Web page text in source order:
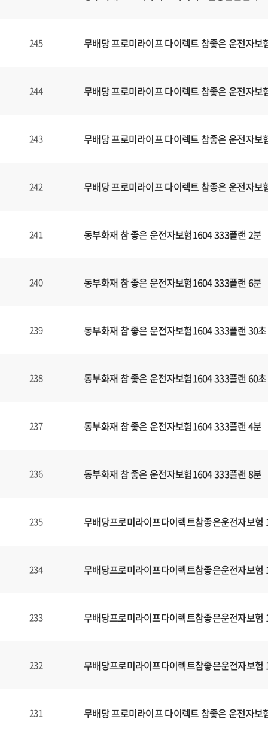
245 무배당 프로미라이프 다이렉트 참좋은 운전자보
244 무배당 프로미라이프 다이렉트 참좋은 운전자보
243 무배당 프로미라이프 다이렉트 참좋은 운전자보
242 무배당 프로미라이프 다이렉트 참좋은 운전자보
241 동부화재 참 좋은 운전자보험1604 333플랜 2분
240 동부화재 참 좋은 운전자보험1604 333플랜 6분
239 동부화재 참 좋은 운전자보험1604 333플랜 30초
238 동부화재 참 좋은 운전자보험1604 333플랜 60초
237 동부화재 참 좋은 운전자보험1604 333플랜 4분
236 동부화재 참 좋은 운전자보험1604 333플랜 8분
235 무배당프로미라이프다이렉트참좋은운전자보험
234 무배당프로미라이프다이렉트참좋은운전자보험
233 무배당프로미라이프다이렉트참좋은운전자보험
232 무배당프로미라이프다이렉트참좋은운전자보험
231 무배당 프로미라이프 다이렉트 참좋은 운전자보